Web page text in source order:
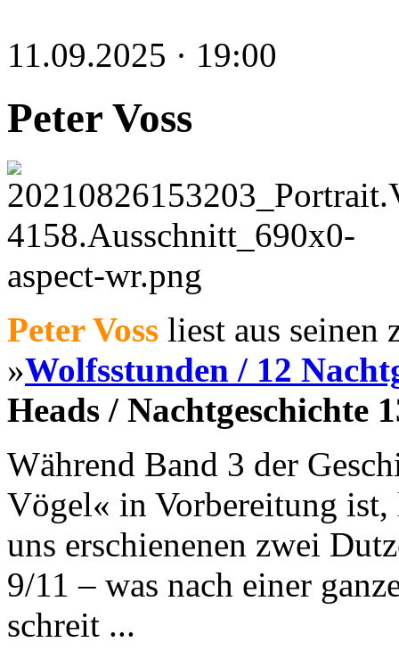
11.09.2025 · 19:00
Peter Voss
Peter Voss liest aus seinen
»Wolfsstunden / 12
Heads / Nachtgeschichte
Während Band 3 der
Vögel« in Vorbereitung ist,
uns erschienenen zwei
9/11 – was nach einer
schreit ...